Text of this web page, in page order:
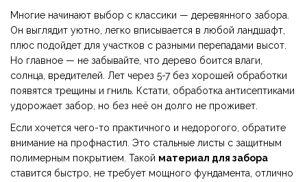
Многие начинают выбор с классики — деревянного забора.
Он выглядит уютно, легко вписывается в любой ландшафт,
плюс подойдет для участков с разными перепадами высот.
Но главное — не забывайте, что дерево боится влаги,
солнца, вредителей. Лет через 5-7 без хорошей обработки
появятся трещины и гниль. Кстати, обработка антисептиками
удорожает забор, но без неё он долго не проживет.
Если хочется чего-то практичного и недорогого, обратите
внимание на профнастил. Это стальные листы с защитным
полимерным покрытием. Такой материал для забора
ставится быстро, не требует мощного фундамента, отлично